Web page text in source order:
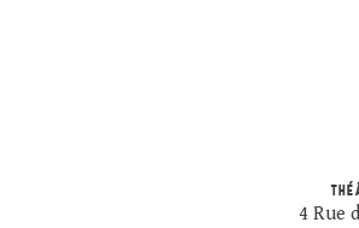
4 Rue